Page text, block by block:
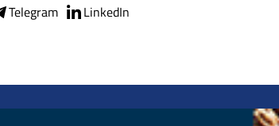
Telegram LinkedIn